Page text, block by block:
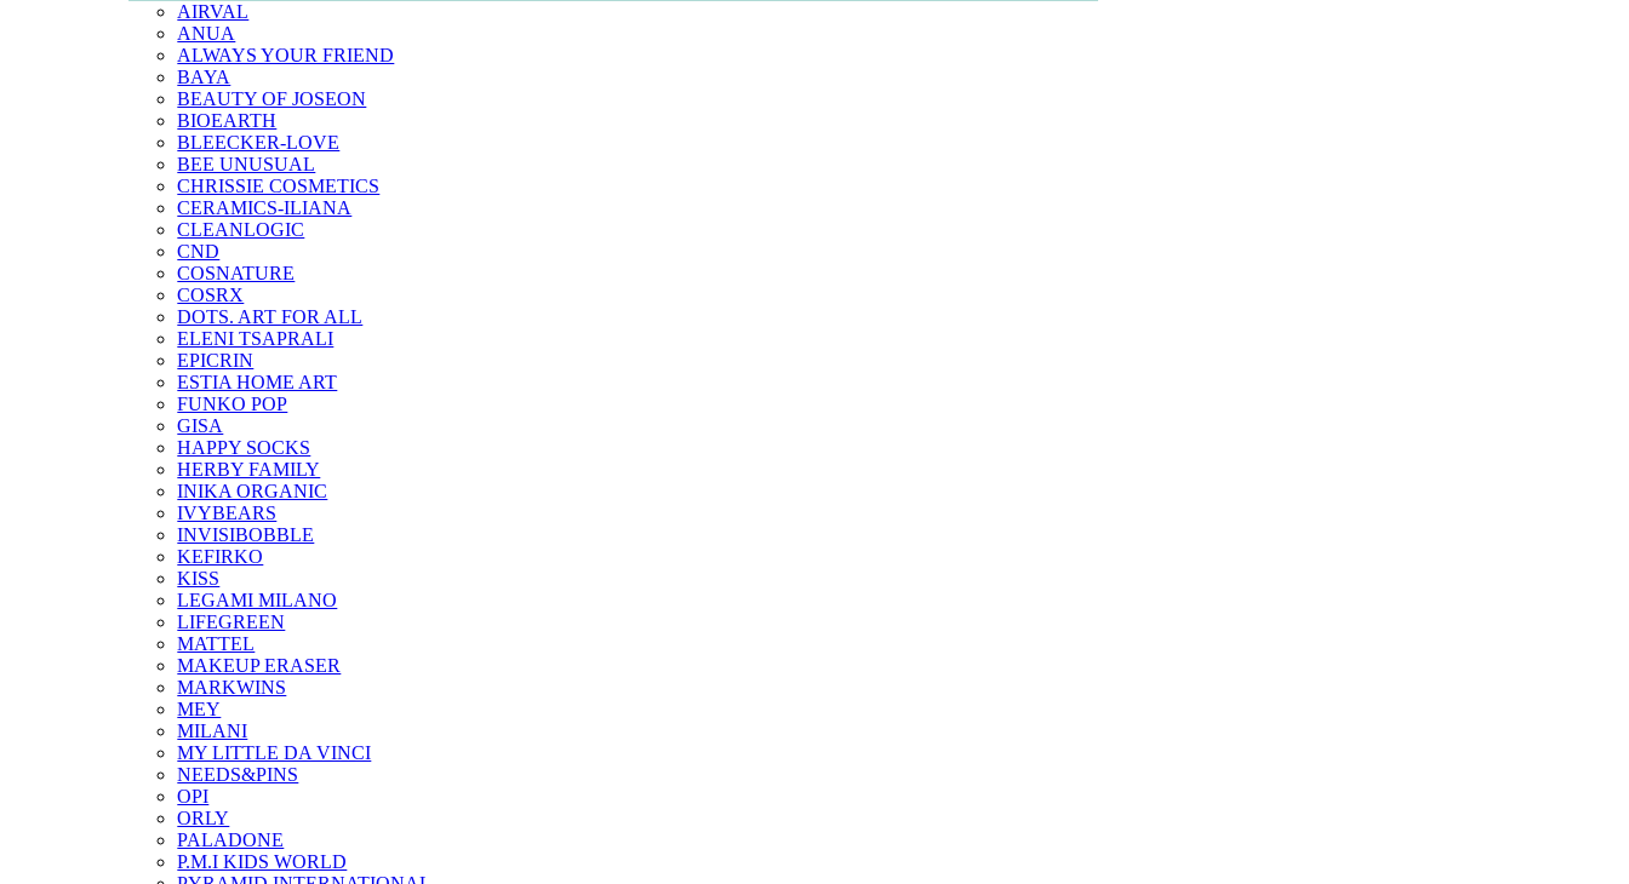
AIRVAL
ANUA
ALWAYS YOUR FRIEND
BAYA
BEAUTY OF JOSEON
BIOEARTH
BLEECKER-LOVE
BEE UNUSUAL
CHRISSIE COSMETICS
CERAMICS-ILIANA
CLEANLOGIC
CND
COSNATURE
COSRX
DOTS. ART FOR ALL
ELENI TSAPRALI
EPICRIN
ESTIA HOME ART
FUNKO POP
GISA
HAPPY SOCKS
HERBY FAMILY
INIKA ORGANIC
IVYBEARS
INVISIBOBBLE
KEFIRKO
KISS
LEGAMI MILANO
LIFEGREEN
MATTEL
MAKEUP ERASER
MARKWINS
MEY
MILANI
MY LITTLE DA VINCI
NEEDS&PINS
OPI
ORLY
PALADONE
P.M.I KIDS WORLD